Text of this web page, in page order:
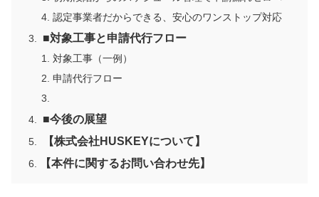
認定事業者だからできる、安心のワンストップ対応
■対象工事と申請代行フロー
対象工事（一例）
申請代行フロー
■今後の展望
【株式会社HUSKEYについて】
【本件に関するお問い合わせ先】